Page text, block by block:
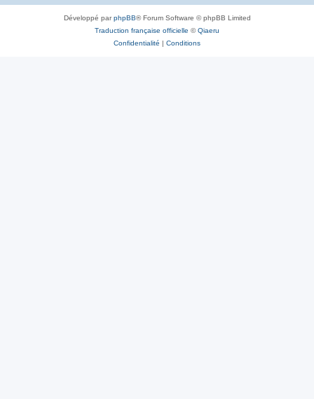
Développé parphpBB® Forum Software © phpBB Limited
Traduction française officielle ©Qiaeru
Confidentialité | Conditions